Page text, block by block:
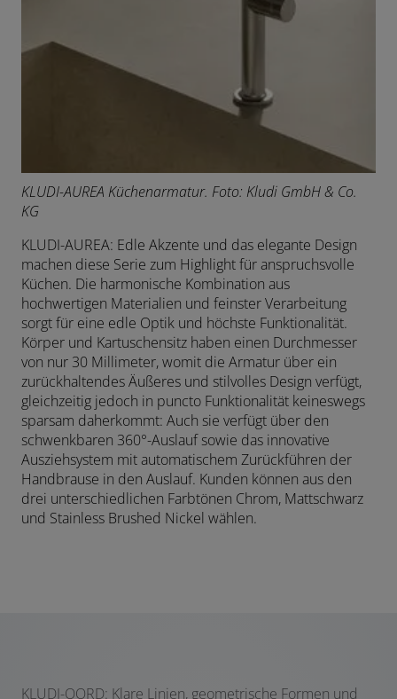
KLUDI-AUREA Küchenarmatur. Foto: Kludi GmbH & Co.
KG
KLUDI-AUREA: Edle Akzente und das elegante Design
machen diese Serie zum Highlight für anspruchsvolle
Küchen. Die harmonische Kombination aus
hochwertigen Materialien und feinster Verarbeitung
sorgt für eine edle Optik und höchste Funktionalität.
Körper und Kartuschensitz haben einen Durchmesser
von nur 30 Millimeter, womit die Armatur über ein
zurückhaltendes Äußeres und stilvolles Design verfügt,
gleichzeitig jedoch in puncto Funktionalität keineswegs
sparsam daherkommt: Auch sie verfügt über den
schwenkbaren 360°-Auslauf sowie das innovative
Ausziehsystem mit automatischem Zurückführen der
Handbrause in den Auslauf. Kunden können aus den
drei unterschiedlichen Farbtönen Chrom, Mattschwarz
und Stainless Brushed Nickel wählen.
KLUDI-QORD: Klare Linien, geometrische Formen und